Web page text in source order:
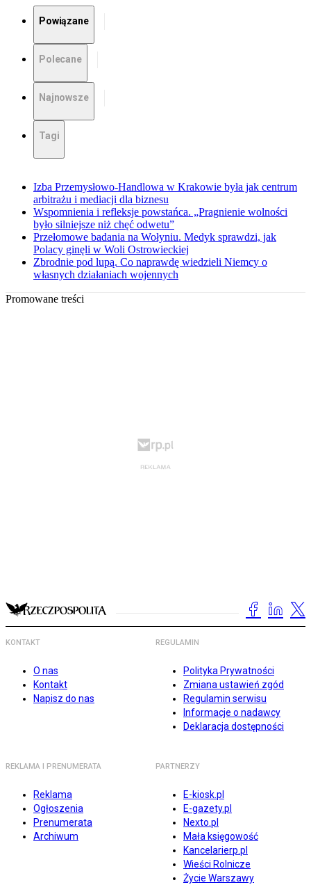
Powiązane
Polecane
Najnowsze
Tagi
Izba Przemysłowo-Handlowa w Krakowie była jak centrum
arbitrażu i mediacji dla biznesu
Wspomnienia i refleksje powstańca. „Pragnienie wolności
było silniejsze niż chęć odwetu”
Przełomowe badania na Wołyniu. Medyk sprawdzi, jak
Polacy ginęli w Woli Ostrowieckiej
Zbrodnie pod lupą. Co naprawdę wiedzieli Niemcy o
własnych działaniach wojennych
Promowane treści
KONTAKT
O nas
Kontakt
Napisz do nas
REGULAMIN
Polityka Prywatności
Zmiana ustawień zgód
Regulamin serwisu
Informacje o nadawcy
Deklaracja dostępności
REKLAMA I PRENUMERATA
Reklama
Ogłoszenia
Prenumerata
Archiwum
PARTNERZY
E-kiosk.pl
E-gazety.pl
Nexto.pl
Mała księgowość
Kancelarierp.pl
Wieści Rolnicze
Życie Warszawy